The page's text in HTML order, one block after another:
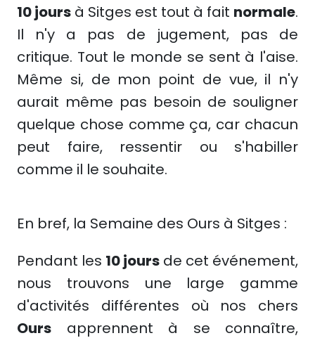
10 jours à Sitges est tout à fait normale.
Il n'y a pas de jugement, pas de
critique. Tout le monde se sent à l'aise.
Même si, de mon point de vue, il n'y
aurait même pas besoin de souligner
quelque chose comme ça, car chacun
peut faire, ressentir ou s'habiller
comme il le souhaite.
En bref, la Semaine des Ours à Sitges :
Pendant les 10 jours de cet événement,
nous trouvons une large gamme
d'activités différentes où nos chers
Ours apprennent à se connaître,